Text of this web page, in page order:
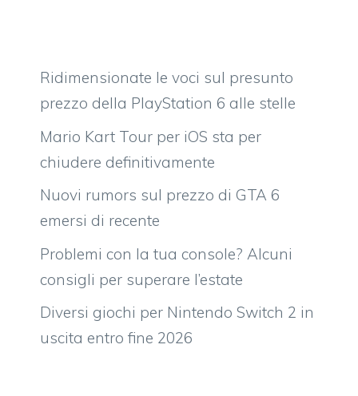
Ridimensionate le voci sul presunto
prezzo della PlayStation 6 alle stelle
Mario Kart Tour per iOS sta per
chiudere definitivamente
Nuovi rumors sul prezzo di GTA 6
emersi di recente
Problemi con la tua console? Alcuni
consigli per superare l’estate
Diversi giochi per Nintendo Switch 2 in
uscita entro fine 2026